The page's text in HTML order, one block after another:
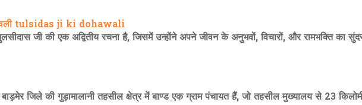
tulsidas ji ki dohawali
जी की एक अद्वितीय रचना है, जिसमें उन्होंने अपने जीवन के अनुभवों, विचारों, और रामभक्ति का
जिले की गुड़ामालानी तहसील क्षेत्र में बाण्ड एक ग्राम पंचायत हैं, जो तहसील मुख्यालय से 23